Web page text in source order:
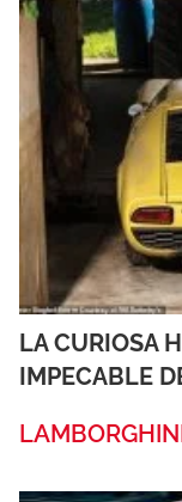
LA CURIOSA
IMPECABLE
LAMBORGHINI